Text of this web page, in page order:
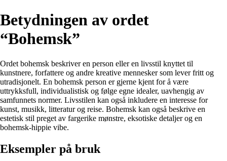
Betydningen av ordet
“Bohemsk”
Ordet bohemsk beskriver en person eller en livsstil knyttet til
kunstnere, forfattere og andre kreative mennesker som lever fritt og
utradisjonelt. En bohemsk person er gjerne kjent for å være
uttrykksfull, individualistisk og følge egne idealer, uavhengig av
samfunnets normer. Livsstilen kan også inkludere en interesse for
kunst, musikk, litteratur og reise. Bohemsk kan også beskrive en
estetisk stil preget av fargerike mønstre, eksotiske detaljer og en
bohemsk-hippie vibe.
Eksempler på bruk